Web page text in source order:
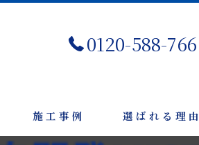
0120-588-766
施工事例 選ばれる理由